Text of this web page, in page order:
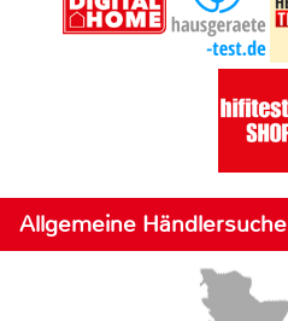
Allgemeine Händlersuche